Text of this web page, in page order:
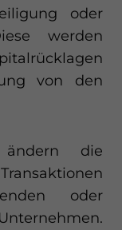
oder
werden
von den
die
oder